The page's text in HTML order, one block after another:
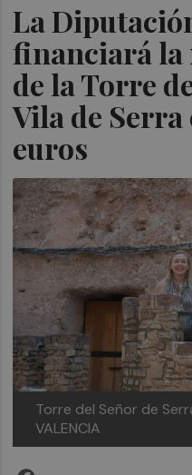
La
financiará la
de la Torre
Vila de
euros
Torre del Señor de
VALENCIA